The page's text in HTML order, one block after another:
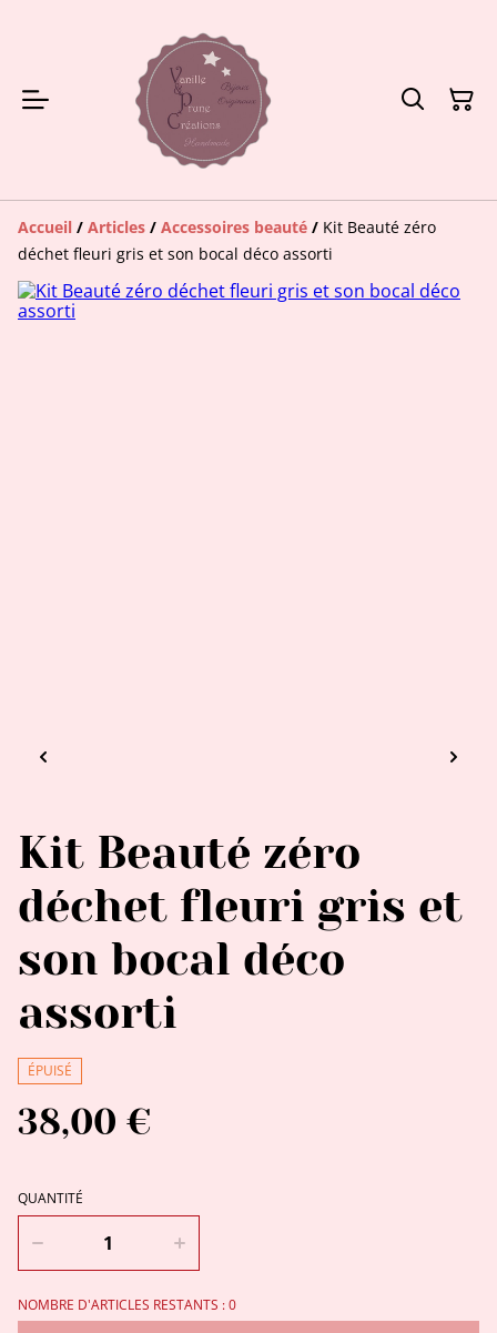
Accueil / Articles / Accessoires beauté / Kit Beauté zéro
déchet fleuri gris et son bocal déco assorti
Kit Beauté zéro
déchet fleuri gris et
son bocal déco
assorti
ÉPUISÉ
38,00 €
QUANTITÉ
NOMBRE D'ARTICLES RESTANTS : 0